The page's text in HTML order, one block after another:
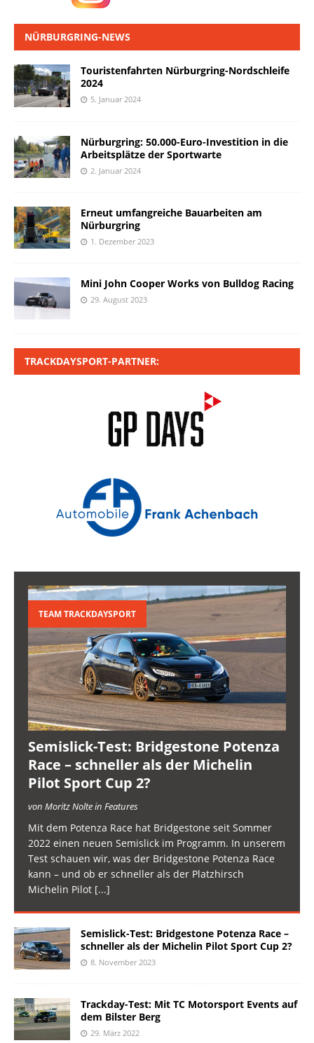
NÜRBURGRING-NEWS
Touristenfahrten Nürburgring-Nordschleife
2024
5. Januar 2024
Nürburgring: 50.000-Euro-Investition in die
Arbeitsplätze der Sportwarte
2. Januar 2024
Erneut umfangreiche Bauarbeiten am
Nürburgring
1. Dezember 2023
Mini John Cooper Works von Bulldog Racing
29. August 2023
TRACKDAYSPORT-PARTNER:
TEAM TRACKDAYSPORT
Semislick-Test: Bridgestone Potenza
Race – schneller als der Michelin
Pilot Sport Cup 2?
von Moritz Nolte in Features
Mit dem Potenza Race hat Bridgestone seit Sommer
2022 einen neuen Semislick im Programm. In unserem
Test schauen wir, was der Bridgestone Potenza Race
kann – und ob er schneller als der Platzhirsch
Michelin Pilot [...]
Semislick-Test: Bridgestone Potenza Race –
schneller als der Michelin Pilot Sport Cup 2?
8. November 2023
Trackday-Test: Mit TC Motorsport Events auf
dem Bilster Berg
29. März 2022